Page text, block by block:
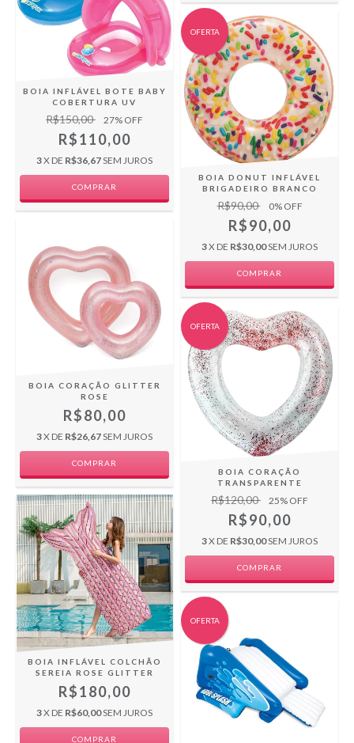
BOIA INFLÁVEL BOTE BABY
COBERTURA UV
R$150,00 27% OFF
R$110,00
3X DE R$36,67SEM JUROS
COMPRAR
OFERTA
BOIA DONUT INFLÁVEL
BRIGADEIRO BRANCO
R$90,00 0% OFF
R$90,00
3X DE R$30,00SEM JUROS
BOIA CORAÇÃO GLITTER
ROSE
R$80,00
3X DE R$26,67SEM JUROS
COMPRAR
OFERTA
BOIA CORAÇÃO
TRANSPARENTE
R$120,00 25% OFF
R$90,00
3X DE R$30,00SEM JUROS
BOIA INFLÁVEL COLCHÃO
SEREIA ROSE GLITTER
R$180,00
3X DE R$60,00SEM JUROS
OFERTA